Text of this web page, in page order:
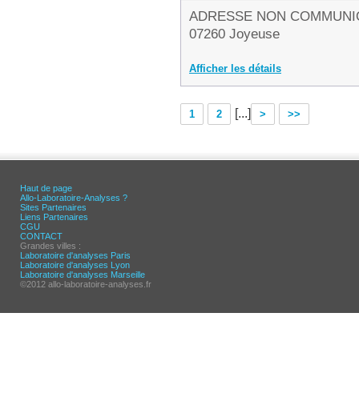
ADRESSE NON
07260 Joyeuse
Afficher les détails
1 2 [...] > >>
Haut de page
Allo-Laboratoire-Analyses ?
Sites Partenaires
Liens Partenaires
CGU
CONTACT
Grandes villes :
Laboratoire d'analyses Paris
Laboratoire d'analyses Lyon
Laboratoire d'analyses Marseille
©2012 allo-laboratoire-analyses.fr